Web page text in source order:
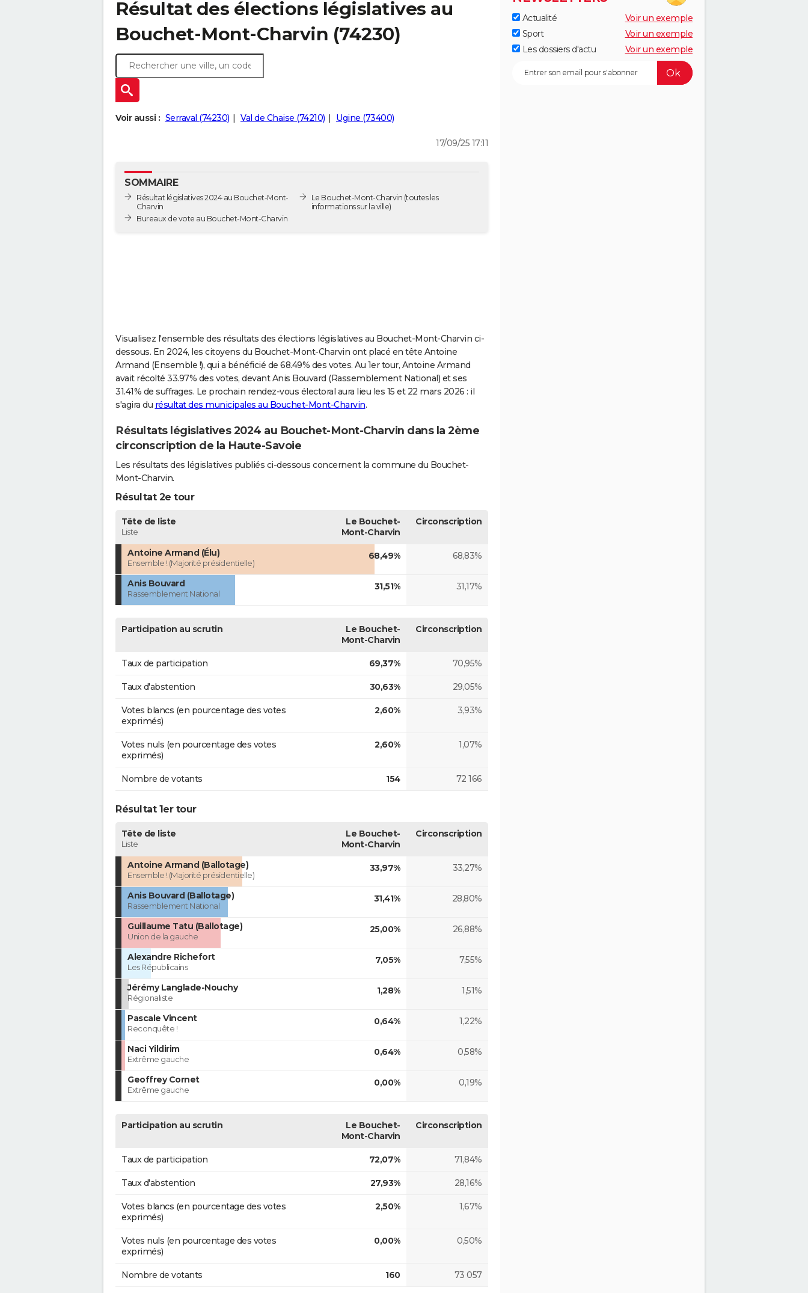
Résultat des élections législatives au
Bouchet-Mont-Charvin (74230)
Voir aussi : Serraval (74230) Val de Chaise (74210) Ugine (73400)
17/09/25 17:11
SOMMAIRE
Résultat législatives 2024 au Bouchet-Mont-
Charvin
Bureaux de vote au Bouchet-Mont-Charvin
Le Bouchet-Mont-Charvin (toutes les
informations sur la ville)
Visualisez l'ensemble des résultats des élections législatives au Bouchet-Mont-Charvin ci-
dessous. En 2024, les citoyens du Bouchet-Mont-Charvin ont placé en tête Antoine
Armand (Ensemble !), qui a bénéficié de 68.49% des votes. Au 1er tour, Antoine Armand
avait récolté 33.97% des votes, devant Anis Bouvard (Rassemblement National) et ses
31.41% de suffrages. Le prochain rendez-vous électoral aura lieu les 15 et 22 mars 2026 : il
s'agira du résultat des municipales au Bouchet-Mont-Charvin.
Résultats législatives 2024 au Bouchet-Mont-Charvin dans la 2ème
circonscription de la Haute-Savoie
Les résultats des législatives publiés ci-dessous concernent la commune du Bouchet-
Mont-Charvin.
Résultat 2e tour
Tête de liste
Liste
Le Bouchet-
Mont-Charvin
Circonscription
Antoine Armand (Élu)
Ensemble ! (Majorité présidentielle)
68,49% 68,83%
Anis Bouvard
Rassemblement National
31,51% 31,17%
Participation au scrutin
Le Bouchet-
Mont-Charvin
Circonscription
Taux de participation 69,37% 70,95%
Taux d'abstention 30,63% 29,05%
Votes blancs (en pourcentage des votes
exprimés)
2,60% 3,93%
Votes nuls (en pourcentage des votes
exprimés)
2,60% 1,07%
Nombre de votants 154 72 166
Résultat 1er tour
Tête de liste
Liste
Le Bouchet-
Mont-Charvin
Circonscription
Antoine Armand (Ballotage)
Ensemble ! (Majorité présidentielle)
33,97% 33,27%
Anis Bouvard (Ballotage)
Rassemblement National
31,41% 28,80%
Guillaume Tatu (Ballotage)
Union de la gauche
25,00% 26,88%
Alexandre Richefort
Les Républicains
7,05% 7,55%
Jérémy Langlade-Nouchy
Régionaliste
1,28% 1,51%
Pascale Vincent
Reconquête !
0,64% 1,22%
Naci Yildirim
Extrême gauche
0,64% 0,58%
Geoffrey Cornet
Extrême gauche
0,00% 0,19%
Participation au scrutin
Le Bouchet-
Mont-Charvin
Circonscription
Taux de participation 72,07% 71,84%
Taux d'abstention 27,93% 28,16%
Votes blancs (en pourcentage des votes
exprimés)
2,50% 1,67%
Votes nuls (en pourcentage des votes
exprimés)
0,00% 0,50%
Nombre de votants 160 73 057
Actualité
Voir un exemple
Sport
Voir un exemple
Les dossiers d'actu
Voir un exemple